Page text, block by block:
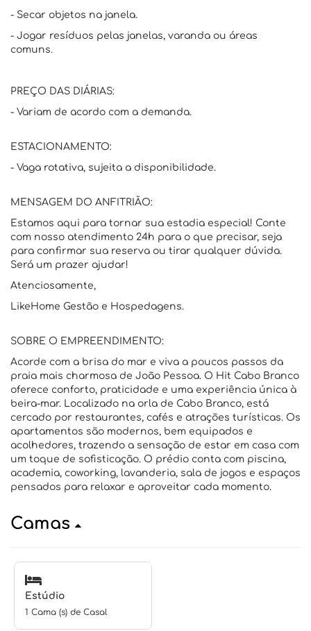
- Secar objetos na janela.
- Jogar resíduos pelas janelas, varanda ou áreas
comuns.
PREÇO DAS DIÁRIAS:
- Variam de acordo com a demanda.
ESTACIONAMENTO:
- Vaga rotativa, sujeita a disponibilidade.
MENSAGEM DO ANFITRIÃO:
Estamos aqui para tornar sua estadia especial! Conte
com nosso atendimento 24h para o que precisar, seja
para confirmar sua reserva ou tirar qualquer dúvida.
Será um prazer ajudar!
Atenciosamente,
LikeHome Gestão e Hospedagens.
SOBRE O EMPREENDIMENTO:
Acorde com a brisa do mar e viva a poucos passos da
praia mais charmosa de João Pessoa. O Hit Cabo Branco
oferece conforto, praticidade e uma experiência única à
beira-mar. Localizado na orla de Cabo Branco, está
cercado por restaurantes, cafés e atrações turísticas. Os
apartamentos são modernos, bem equipados e
acolhedores, trazendo a sensação de estar em casa com
um toque de sofisticação. O prédio conta com piscina,
academia, coworking, lavanderia, sala de jogos e espaços
pensados para relaxar e aproveitar cada momento.
Camas
Estúdio
1 Cama (s) de Casal